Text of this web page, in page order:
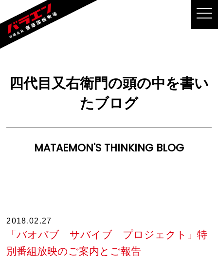
四代目又右衛門の頭の中を書い
たブログ
MATAEMON'S THINKING BLOG
2018.02.27
「バオバブ サバイブ プロジェクト」特
別番組放映のご案内とご報告